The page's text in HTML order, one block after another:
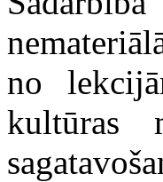
no
kultūras